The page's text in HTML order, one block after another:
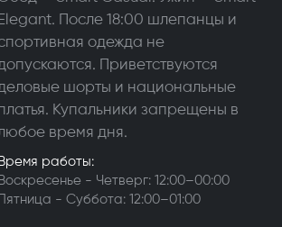
После 18:00 шлепанцы и
одежда не
Приветствуются
шорты и национальные
Купальники запрещены в
время дня.
работы:
- Четверг: 12:00–00:00
- Суббота: 12:00–01:00